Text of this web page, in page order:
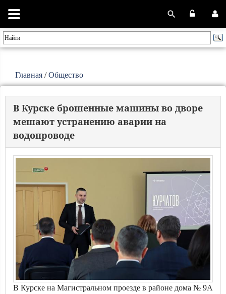
Главная /Общество
В Курске брошенные машины во дворе
мешают устранению аварии на
водопроводе
В Курске на Магистральном проезде в районе дома № 9А